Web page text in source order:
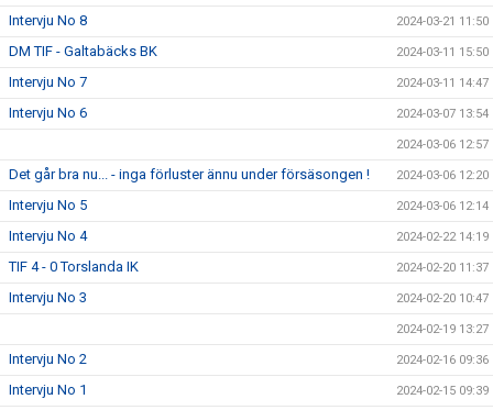
Intervju No 8 2024-03-21 11:50
DM TIF - Galtabäcks BK 2024-03-11 15:50
Intervju No 7 2024-03-11 14:47
Intervju No 6 2024-03-07 13:54
2024-03-06 12:57
Det går bra nu... - inga förluster ännu under försäsongen ! 2024-03-06 12:20
Intervju No 5 2024-03-06 12:14
Intervju No 4 2024-02-22 14:19
TIF 4 - 0 Torslanda IK 2024-02-20 11:37
Intervju No 3 2024-02-20 10:47
2024-02-19 13:27
Intervju No 2 2024-02-16 09:36
Intervju No 1 2024-02-15 09:39